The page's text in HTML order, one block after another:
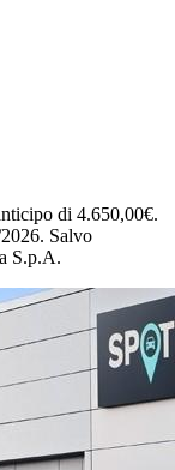
di 4.650,00€.
Salvo
S.p.A.